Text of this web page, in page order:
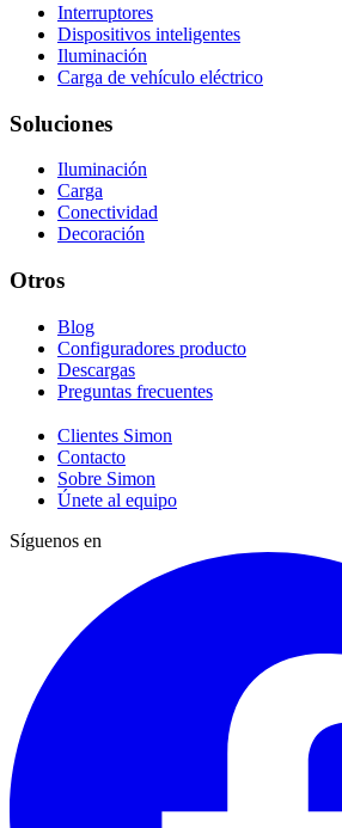
Interruptores
Dispositivos inteligentes
Iluminación
Carga de vehículo eléctrico
Soluciones
Iluminación
Carga
Conectividad
Decoración
Otros
Blog
Configuradores producto
Descargas
Preguntas frecuentes
Clientes Simon
Contacto
Sobre Simon
Únete al equipo
Síguenos en